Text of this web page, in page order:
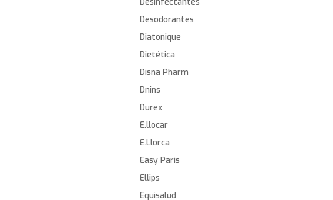
Desodorantes
Diatonique
Dietética
Disna Pharm
Dnins
Durex
E.llocar
E.Llorca
Easy Paris
Ellips
Equisalud